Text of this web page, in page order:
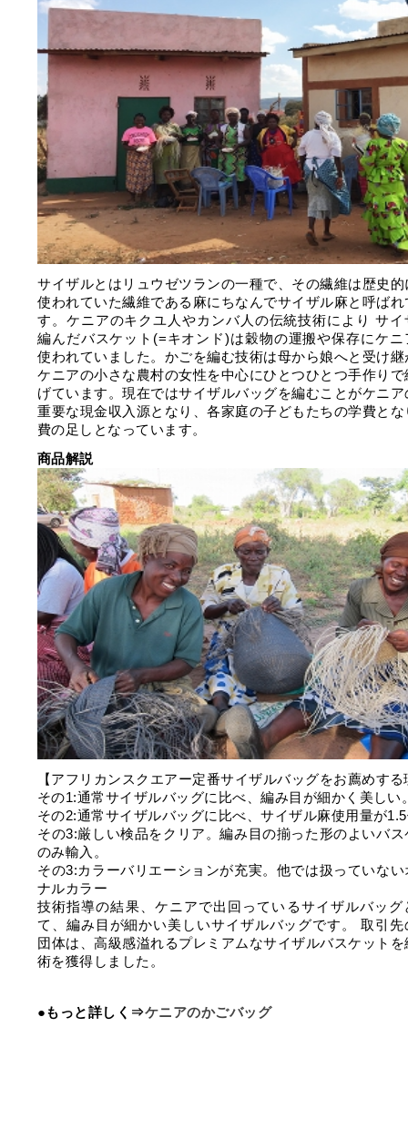
サイザルとはリュウゼツランの一種で、その繊維は歴史
使われていた繊維である麻にちなんでサイザル麻と呼ば
す。ケニアのキクユ人やカンバ人の伝統技術により サイ
編んだバスケット(=キオンド)は穀物の運搬や保存にケニ
使われていました。かごを編む技術は母から娘へと受け
ケニアの小さな農村の女性を中心にひとつひとつ手作り
げています。現在ではサイザルバッグを編むことがケニ
重要な現金収入源となり、各家庭の子どもたちの学費と
費の足しとなっています。
商品解説
【アフリカンスクエアー定番サイザルバッグをお薦めする
その1:通常サイザルバッグに比べ、編み目が細かく美しい
その2:通常サイザルバッグに比べ、サイザル麻使用量が
その3:厳しい検品をクリア。編み目の揃った形のよいバス
のみ輸入。
その3:カラーバリエーションが充実。他では扱っていない
ナルカラー
技術指導の結果、ケニアで出回っているサイザルバッグ
て、編み目が細かい美しいサイザルバッグです。 取引先
団体は、高級感溢れるプレミアムなサイザルバスケット
術を獲得しました。
●もっと詳しく⇒ケニアのかごバッグ